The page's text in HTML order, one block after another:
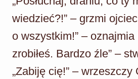
wiedzieć?!” – grzmi
o wszystkim!” – oznajmia
zrobiłeś. Bardzo źle” –
„Zabiję cię!” –